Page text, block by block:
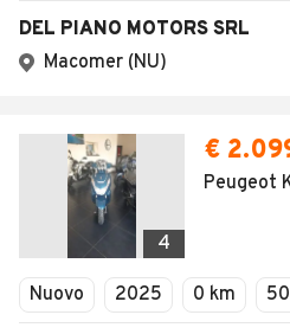
DEL PIANO MOTORS SRL
Macomer (NU)
4
€
Peugeot
Nuovo 2025 0 km